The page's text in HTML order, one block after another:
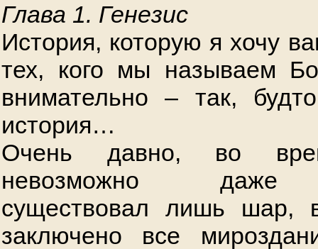
Глава 1. Генезис
История, которую я хочу
тех, кого мы называем
внимательно – так,
история…
Очень давно, во
невозможно даже
существовал лишь шар,
заключено все